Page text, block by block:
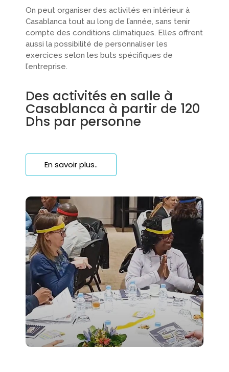
On peut organiser des activités en intérieur à
Casablanca tout au long de l’année, sans tenir
compte des conditions climatiques. Elles offrent
aussi la possibilité de personnaliser les
exercices selon les buts spécifiques de
l’entreprise.
Des activités en salle à
Casablanca à partir de 120
Dhs par personne
En savoir plus..